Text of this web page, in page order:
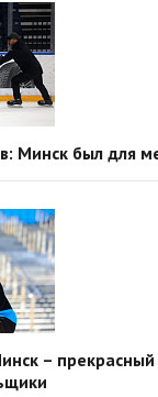
Минск был для
–